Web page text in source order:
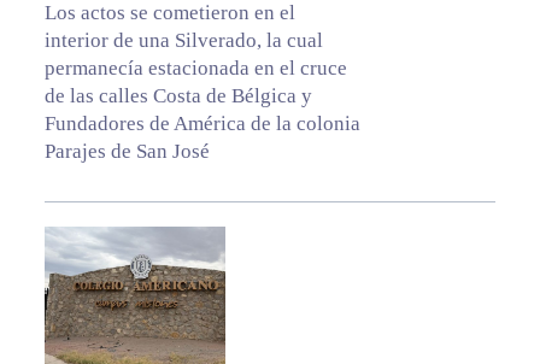
Los actos se cometieron en el
interior de una Silverado, la cual
permanecía estacionada en el cruce
de las calles Costa de Bélgica y
Fundadores de América de la colonia
Parajes de San José